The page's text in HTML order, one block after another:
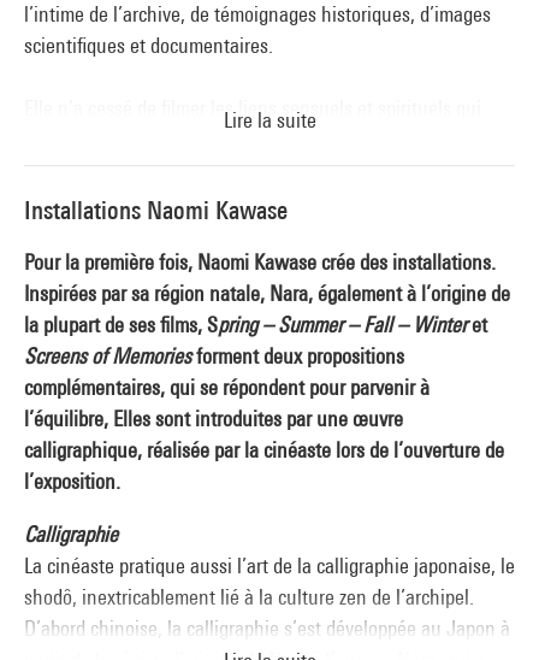
l’intime de l’archive, de témoignages historiques, d’images
scientifiques et documentaires.
Elle n’a cessé de filmer les liens sensuels et spirituels qui
pour y envelopper l’univers, du home movie au mélodrame –
dont les vibrantsEscargot(1994),
toujours abordé le cinéma comme un moyen
d’expérimentations infinies, cherchant la symbiose, chaque
fois unique, d’un projet avec une forme – dont les portraits
de deux frères gitans à douze ans d’intervalle,La leyenda del
tiempo(2006) etEntre dos aguas(2018).
Les installations qu’ils ont créées pour cette exposition et les
rétrospectives parallèles de leurs films déploient leurs œuvres
filmée qu’ils ont échangée entre 2008 et 2009.
Correspondance Kawase-Lacuesta
Lire la suite
Installations Naomi Kawase
Pour la première fois, Naomi Kawase crée des installations.
Inspirées par sa région natale, Nara, également à l’origine de
la plupart de ses films, Spring – Summer – Fall – Winteret
Screens of Memoriesforment deux propositions
complémentaires, qui se répondent pour parvenir à
l’équilibre, Elles sont introduites par une œuvre
calligraphique, réalisée par la cinéaste lors de l’ouverture de
l’exposition.
Calligraphie
La cinéaste pratique aussi l’art de la calligraphie japonaise, le
shodô, inextricablement lié à la culture zen de l’archipel.
D’abord chinoise, la calligraphie s’est développée au Japon à